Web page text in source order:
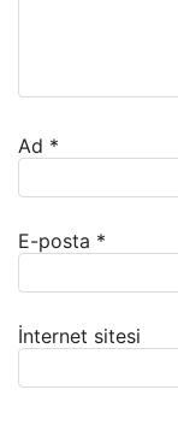
Ad *
E-posta *
İnternet sitesi